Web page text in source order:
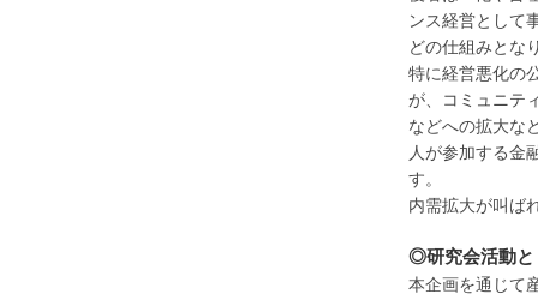
ンス経営として
どの仕組みとな
特に経営悪化の
が、コミュニテ
などへの拡大な
人が参加する金
す。
内需拡大が叫ば
◎研究会活動と
本企画を通じて